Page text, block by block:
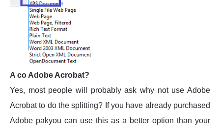
A co Adobe Acrobat?
Yes, most people will probably ask why not use Adobe
Acrobat to do the splitting? If you have already purchased
Adobe pakyou can use this as a better option than your